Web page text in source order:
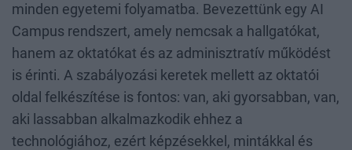
minden egyetemi folyamatba. Bevezettünk egy AI
Campus rendszert, amely nemcsak a hallgatókat,
hanem az oktatókat és az adminisztratív működést
is érinti. A szabályozási keretek mellett az oktatói
oldal felkészítése is fontos: van, aki gyorsabban, van,
aki lassabban alkalmazkodik ehhez a
technológiához, ezért képzésekkel, mintákkal és